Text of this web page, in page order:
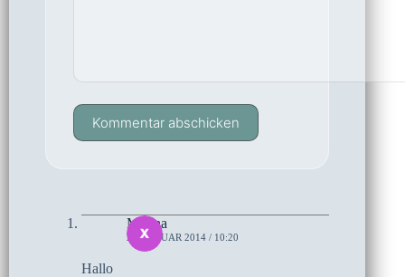
Kommentar abschicken
Marina
21. JANUAR 2014 / 10:20
Hallo